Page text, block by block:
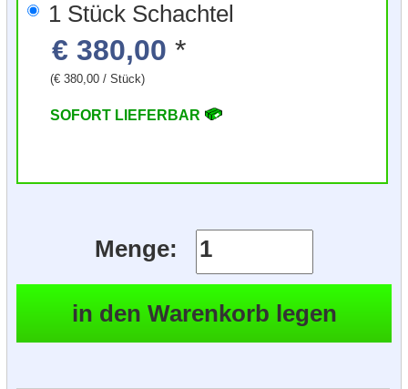
1 Stück Schachtel
€ 380,00 *
(€ 380,00 / Stück)
SOFORT LIEFERBAR
Menge: